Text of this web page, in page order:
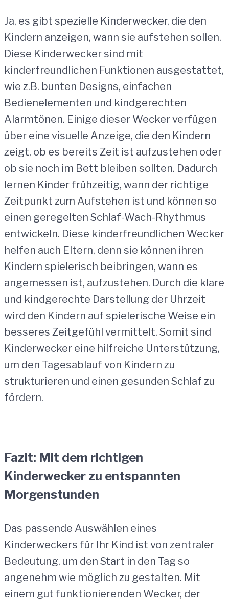
Ja, es gibt spezielle Kinderwecker, die den
Kindern anzeigen, wann sie aufstehen sollen.
Diese Kinderwecker sind mit
kinderfreundlichen Funktionen ausgestattet,
wie z.B. bunten Designs, einfachen
Bedienelementen und kindgerechten
Alarmtönen. Einige dieser Wecker verfügen
über eine visuelle Anzeige, die den Kindern
zeigt, ob es bereits Zeit ist aufzustehen oder
ob sie noch im Bett bleiben sollten. Dadurch
lernen Kinder frühzeitig, wann der richtige
Zeitpunkt zum Aufstehen ist und können so
einen geregelten Schlaf-Wach-Rhythmus
entwickeln. Diese kinderfreundlichen Wecker
helfen auch Eltern, denn sie können ihren
Kindern spielerisch beibringen, wann es
angemessen ist, aufzustehen. Durch die klare
und kindgerechte Darstellung der Uhrzeit
wird den Kindern auf spielerische Weise ein
besseres Zeitgefühl vermittelt. Somit sind
Kinderwecker eine hilfreiche Unterstützung,
um den Tagesablauf von Kindern zu
strukturieren und einen gesunden Schlaf zu
fördern.
Fazit: Mit dem richtigen
Kinderwecker zu entspannten
Morgenstunden
Das passende Auswählen eines
Kinderweckers für Ihr Kind ist von zentraler
Bedeutung, um den Start in den Tag so
angenehm wie möglich zu gestalten. Mit
einem gut funktionierenden Wecker, der